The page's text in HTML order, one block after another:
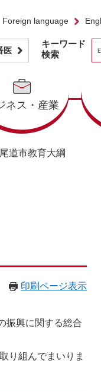
Foreign language
医
ネス・産業
キーワード
検索
尾道市教育大綱
印刷ページ表示
振興に関する総合
り組んでまいりま